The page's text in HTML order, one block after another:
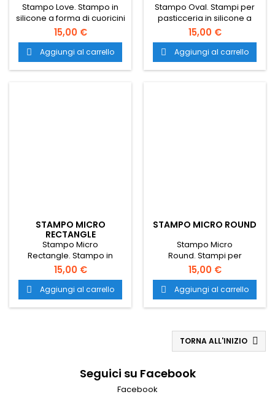
Stampo Love. Stampo in
silicone a forma di cuoricini
perfetto anche per creare
decorazioni salate. Il
trasporto è gratuito in tutta
Italia.
15,00 €
 Aggiungi al carrello
Stampo Oval. Stampi per
pasticceria in silicone a
forma di piccoli ovali ideali
anche per creare
decorazioni salate. Il
trasporto è gratuito in tutta
Italia.
15,00 €
 Aggiungi al carrello
STAMPO MICRO
RECTANGLE
Stampo Micro
Rectangle. Stampo in
silicone a forma di mini
rettangolini, ideali anche
per creare fantastici piatti
salati. Il trasporto è gratuito
in tutta Italia.
15,00 €
 Aggiungi al carrello
STAMPO MICRO ROUND
Stampo Micro
Round. Stampi per
pasticceria a forma di mini
cerchi ideali anche per
creare decorazioni salate
e abbellire i vostri piatti. Il
trasporto è gratuito in tutta
15,00 €
 Aggiungi al carrello
TORNA ALL'INIZIO 
Seguici su Facebook
Facebook